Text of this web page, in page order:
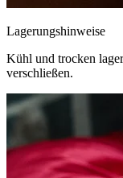
Lagerungshinweise
Kühl und trocken
verschließen.